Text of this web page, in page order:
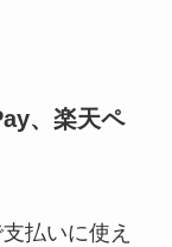
、楽天ペ
払いに使え